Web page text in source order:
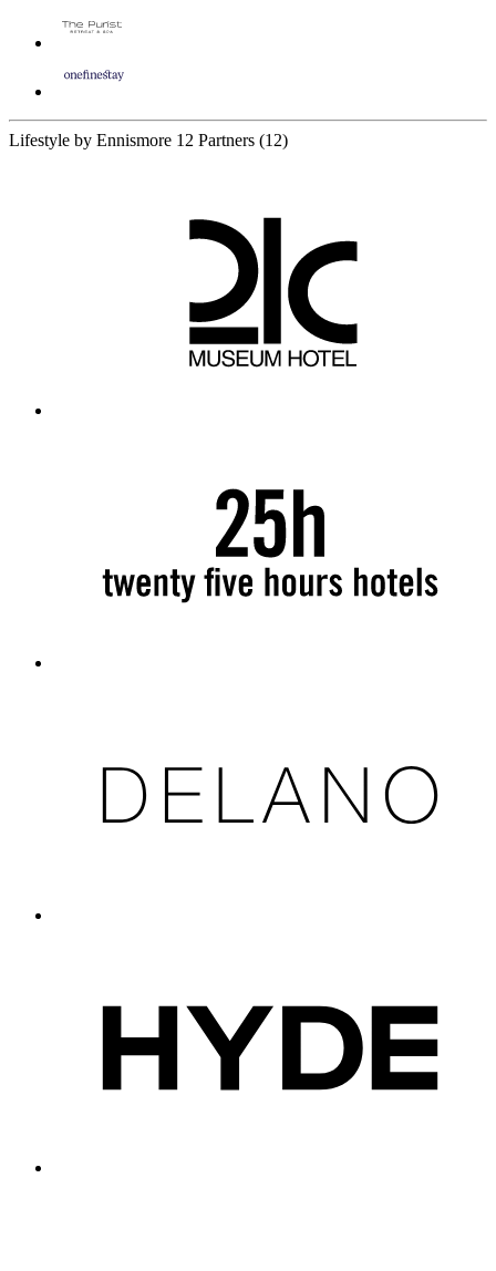
Lifestyle by Ennismore 12 Partners (12)